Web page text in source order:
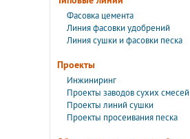
Фасовка цемента
Линия фасовки удобрений
Линия сушки и фасовки песка
Проекты
Инжиниринг
Проекты заводов сухих смесей
Проекты линий сушки
Проекты просеивания песка